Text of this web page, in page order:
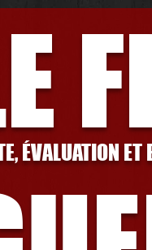
ÉVALUATION